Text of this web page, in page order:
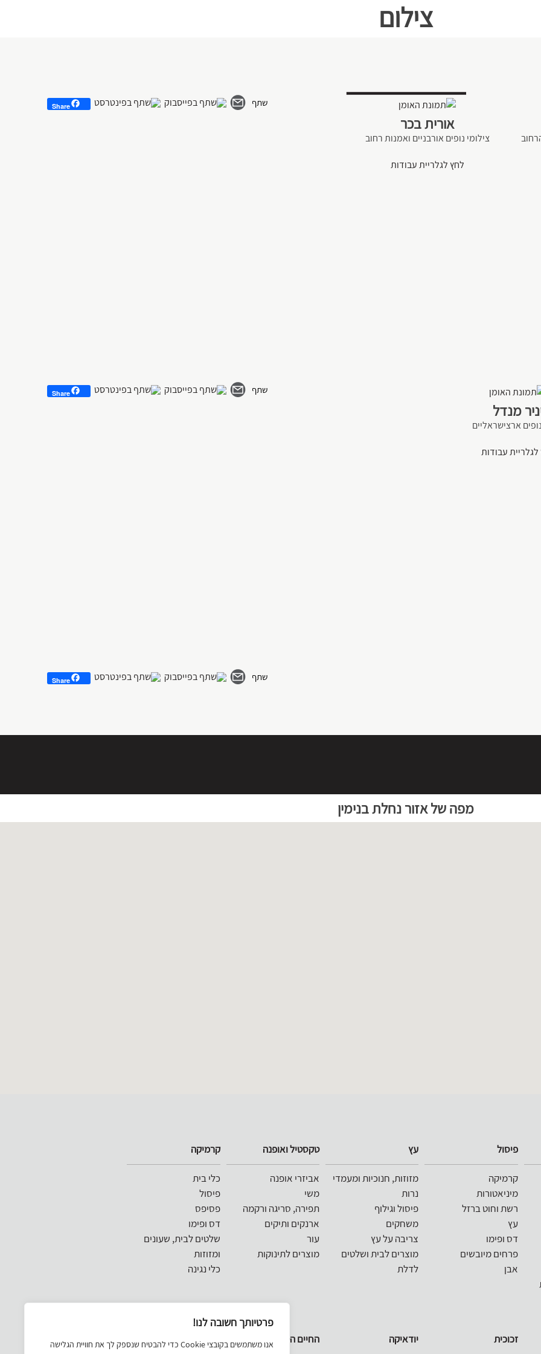
פרטיותך חשובה לנו!
אנו משתמשים בקובצי Cookie כדי להבטיח שנספק לך את חוויית הגלישה
צילום
Share
אורית בכר
צילומי נופים אורבניים ואמנות רחוב
לחץ לגלריית עבודות
Share
מנדל
ארצישראליים
עבודות
Share
מפה של אזור נחלת בנימין
פיסול
קרמיקה
מיניאטורות
רשת וחוט ברזל
עץ
דס ופימו
פרחים מיובשים
אבן
עץ
מזוזות, חנוכיות ומעמדי
נרות
פיסול וגילוף
משחקים
צריבה על עץ
מוצרים לבית ושלטים
לדלת
טקסטיל ואופנה
אביזרי אופנה
משי
תפירה, סריגה ורקמה
ארנקים ותיקים
עור
מוצרים לתינוקות
קרמיקה
כלי בית
פיסול
פסיפס
דס ופימו
שלטים לבית, שעונים
ומזוזות
כלי נגינה
זכוכית יודאיקה החיים הטובים משחקים